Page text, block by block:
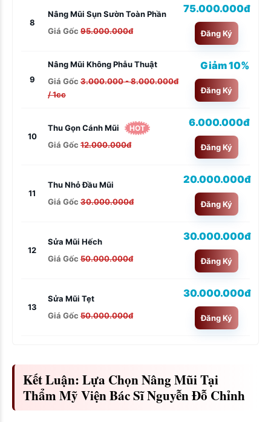
8
Nâng Mũi Sụn Sườn Toàn Phần
Giá Gốc 95.000.000đ
75.000.000đ
Đăng Ký
9
Nâng Mũi Không Phẫu Thuật
Giá Gốc 3.000.000 - 8.000.000đ
/ 1cc
Giảm 10%
Đăng Ký
10
Thu Gọn Cánh Mũi HOT
Giá Gốc 12.000.000đ
6.000.000đ
Đăng Ký
11
Thu Nhỏ Đầu Mũi
Giá Gốc 30.000.000đ
20.000.000đ
Đăng Ký
12
Sửa Mũi Hếch
Giá Gốc 50.000.000đ
30.000.000đ
Đăng Ký
13
Sửa Mũi Tẹt
Giá Gốc 50.000.000đ
30.000.000đ
Đăng Ký
Kết Luận: Lựa Chọn Nâng Mũi Tại
Thẩm Mỹ Viện Bác Sĩ Nguyễn Đỗ Chỉnh